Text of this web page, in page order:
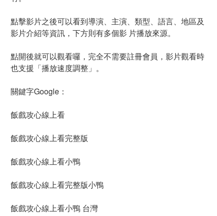
點擊影片之後可以看到導演、主演、類型、語言、地區及
影片介紹等資訊，下方則有多個影 片播放來源。
點開後就可以觀看囉，完全不需要註冊會員，影片觀看時
也支援「播放速度調整」。
關鍵字Google：
飯戲攻心線上看
飯戲攻心線上看完整版
飯戲攻心線上看小鴨
飯戲攻心線上看完整版小鴨
飯戲攻心線上看小鴨 台灣